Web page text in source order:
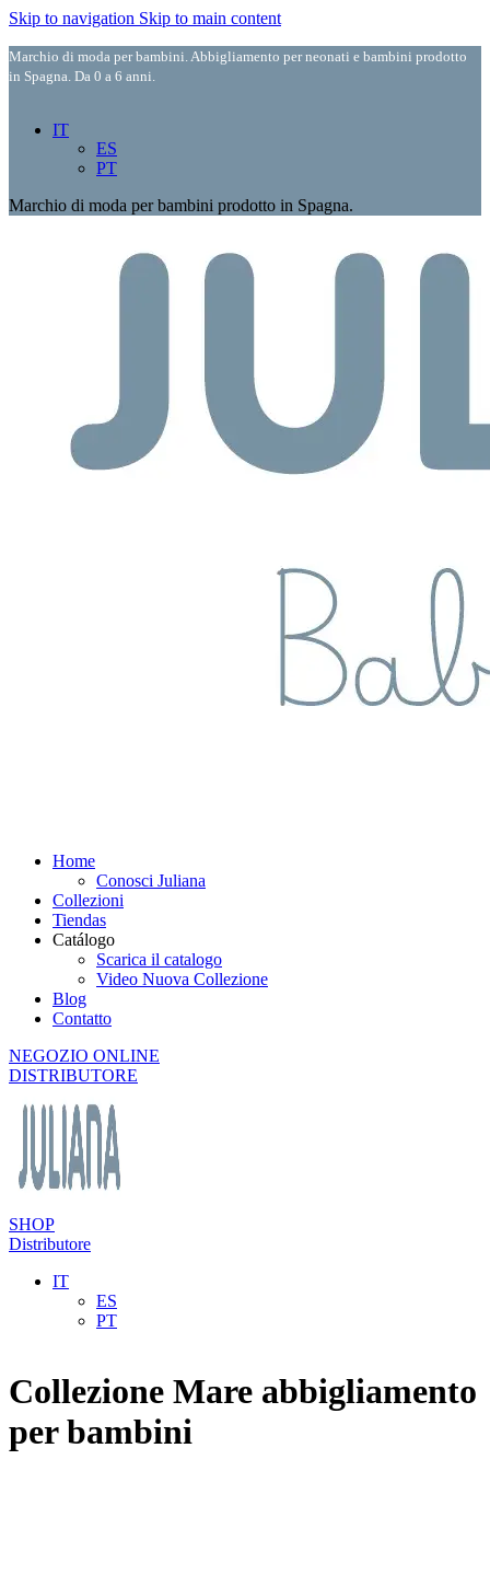
Skip to navigation Skip to main content
Marchio di moda per bambini. Abbigliamento per neonati e bambini prodotto
in Spagna. Da 0 a 6 anni.
IT
ES
PT
Marchio di moda per bambini prodotto in Spagna.
Home
Conosci Juliana
Collezioni
Tiendas
Catálogo
Scarica il catalogo
Video Nuova Collezione
Blog
Contatto
NEGOZIO ONLINE
DISTRIBUTORE
SHOP
Distributore
IT
ES
PT
Collezione Mare abbigliamento
per bambini